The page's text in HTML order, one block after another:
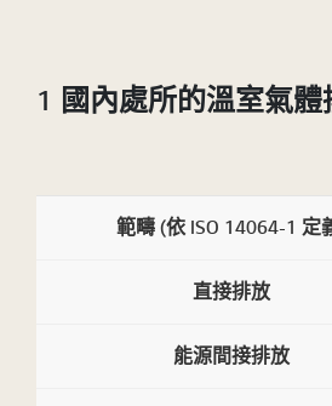
1 國內處所的溫室氣
Passionate about winning, Proactive,
範疇 (依 ISO 14064-1 定
直接排放
能源間接排放